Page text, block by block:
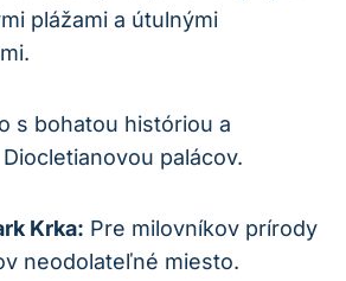
plážami a útulnými
s bohatou históriou a
palácov.
Krka: Pre milovníkov prírody
neodolateľné miesto.